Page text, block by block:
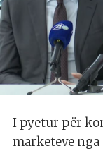
I pyetur për
marketeve nga